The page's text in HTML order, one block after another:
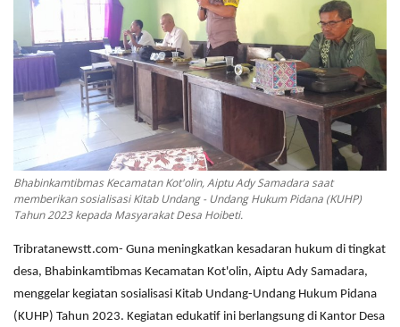
Bhabinkamtibmas Kecamatan Kot'olin, Aiptu Ady Samadara saat
memberikan sosialisasi Kitab Undang - Undang Hukum Pidana (KUHP)
Tahun 2023 kepada Masyarakat Desa Hoibeti.
Tribratanewstt.com- Guna meningkatkan kesadaran hukum di tingkat
desa, Bhabinkamtibmas Kecamatan Kot'olin, Aiptu Ady Samadara,
menggelar kegiatan sosialisasi Kitab Undang-Undang Hukum Pidana
(KUHP) Tahun 2023. Kegiatan edukatif ini berlangsung di Kantor Desa